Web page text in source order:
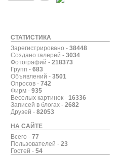
СТАТИСТИКА
Зарегистрировано - 38448
Создано галерей - 3034
Фотографий - 218373
Групп - 683
Объявлений - 3501
Опросов - 742
Фирм - 935
Веселых картинок - 16336
Записей в блогах - 2682
Друзей - 82053
НА САЙТЕ
Всего - 77
Пользователей - 23
Гостей - 54